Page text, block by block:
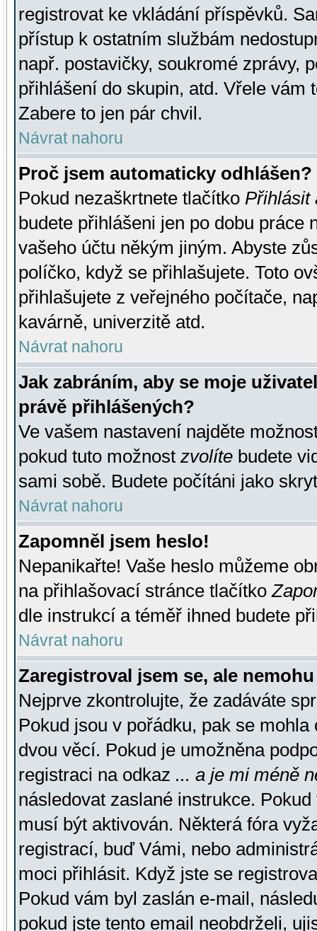
registrovat ke vkládání příspěvků.
přístup k ostatním službám
např. postavičky, soukromé zprávy,
přihlášení do skupin, atd. Vřele vám
Zabere to jen pár chvil.
Návrat nahoru
Proč jsem automaticky odhlášen?
Pokud nezaškrtnete tlačítko Přihlásit
budete přihlášeni jen po dobu práce
vašeho účtu někým jiným. Abyste
políčko, když se přihlašujete. Toto
přihlašujete z veřejného počítače,
kavárně, univerzitě atd.
Návrat nahoru
Jak zabráním, aby se moje
právě přihlášených?
Ve vašem nastavení najděte
pokud tuto možnost zvolíte budete
sami sobě. Budete počítáni jako
Návrat nahoru
Zapomněl jsem heslo!
Nepanikařte! Vaše heslo můžeme
na přihlašovací stránce tlačítko
dle instrukcí a téměř ihned budete
Návrat nahoru
Zaregistroval jsem se, ale
Nejprve zkontrolujte, že zadáváte
Pokud jsou v pořádku, pak se
dvou věcí. Pokud je umožněna
registraci na odkaz ... a je mi méně
následovat zaslané instrukce.
musí být aktivován. Některá fóra
registrací, buď Vámi, nebo
moci přihlásit. Když jste se
Pokud vám byl zaslán e-mail,
pokud jste tento email neobdrželi,